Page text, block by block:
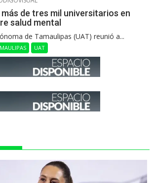
más de tres mil universitarios en
salud mental
de Tamaulipas (UAT) reunió a...
UAT